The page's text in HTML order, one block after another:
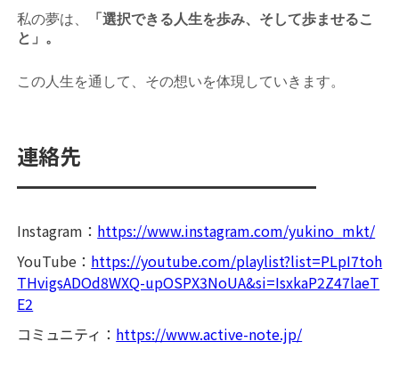
私の夢は、
「選択できる人生を歩み、そして歩ませるこ
と」。
この人生を通して、その想いを体現していきます。
連絡先
━━━━━━━━━━━━━━
Instagram： https://www.instagram.com/yukino_mkt/
YouTube： https://youtube.com/playlist?list=PLpI7toh
THvigsADOd8WXQ-upOSPX3NoUA&si=IsxkaP2Z47laeT
E2
コミュニティ： https://www.active-note.jp/